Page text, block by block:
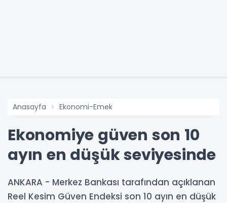
Anasayfa Ekonomi-Emek
Ekonomiye güven son 10
ayın en düşük seviyesinde
ANKARA - Merkez Bankası tarafından açıklanan
Reel Kesim Güven Endeksi son 10 ayın en düşük